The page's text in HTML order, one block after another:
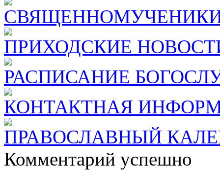
ПРИХОДСКИЕ
РАСПИСАНИЕ
КОНТАКТНАЯ
ПРАВОСЛАВНЫЙ
Комментарий успешно